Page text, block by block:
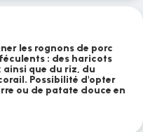
les rognons de porc
: des haricots
que du riz, du
Possibilité d'opter
ou de patate douce en